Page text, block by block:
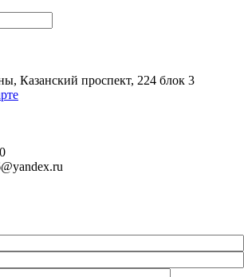
Казанский проспект, 224 блок 3